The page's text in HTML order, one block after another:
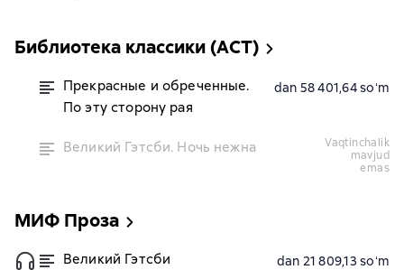
Библиотека классики (АСТ)
Прекрасные и обреченные.
По эту сторону рая
dan 58 401,64 soʻm
Великий Гэтсби. Ночь нежна
vaqtinchalik
mavjud
emas
МИФ Проза
Великий Гэтсби dan 21 809,13 soʻm